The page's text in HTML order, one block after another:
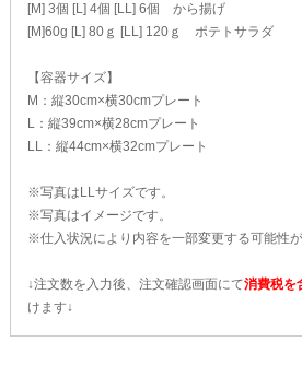
[M] 3個 [L] 4個 [LL] 6個 から揚げ
[M]60g [L] 80ｇ [LL] 120ｇ ポテトサラダ
【容器サイズ】
M：縦30cm×横30cmプレート
L：縦39cm×横28cmプレート
LL：縦44cm×横32cmプレート
※写真はLLサイズです。
※写真はイメージです。
※仕入状況により内容を一部変更する可能性が
↓注文数を入力後、注文確認画面にて消費税を
けます↓